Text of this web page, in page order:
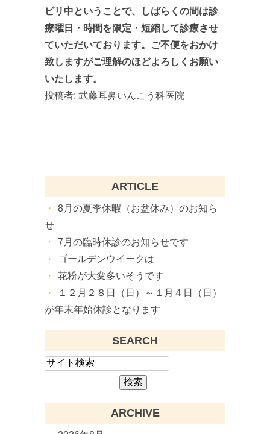
ビリ中ということで、しばらくの間は診
療曜日・時間を限定・短縮して診療させ
ていただいております。ご不便をおかけ
致しますがご理解のほどよろしくお願い
いたします。
投稿者: 武藤耳鼻いんこう科医院
ARTICLE
8月の夏季休暇（お盆休み）のお知ら
せ
7月の臨時休診のお知らせです
ゴールデンウイークは
花粉が大変多いそうです
１２月２８日（日）～１月４日（日）
が年末年始休診となります
SEARCH
ARCHIVE